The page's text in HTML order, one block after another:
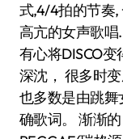
式,4/4拍的节奏,
高亢的女声歌唱
有心将DISCO
深沈， 很多时
也多数是由跳
确歌词。 渐渐的